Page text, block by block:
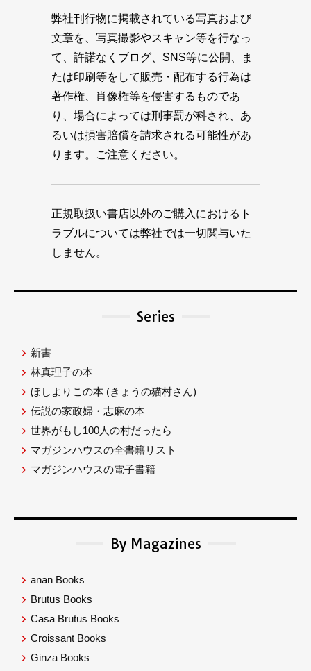
弊社刊行物に掲載されている写真および
文章を、写真撮影やスキャン等を行なっ
て、許諾なくブログ、SNS等に公開、ま
たは印刷等をして販売・配布する行為は
著作権、肖像権等を侵害するものであ
り、場合によっては刑事罰が科され、あ
るいは損害賠償を請求される可能性があ
ります。ご注意ください。
正規取扱い書店以外のご購入におけるト
ラブルについては弊社では一切関与いた
しません。
Series
新書
林真理子の本
ほしよりこの本 (きょうの猫村さん)
伝説の家政婦・志麻の本
世界がもし100人の村だったら
マガジンハウスの全書籍リスト
マガジンハウスの電子書籍
By Magazines
anan Books
Brutus Books
Casa Brutus Books
Croissant Books
Ginza Books